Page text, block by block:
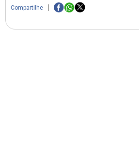
Compartilhe